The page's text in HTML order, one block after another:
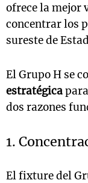
ofrece la mejor
concentrar los
sureste de
El Grupo H se
estratégica
dos razones
1.
El fixture del